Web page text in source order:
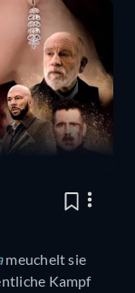
meuchelt sie
Kampf